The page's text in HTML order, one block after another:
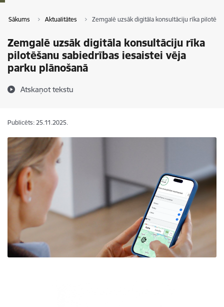
Sākums Aktualitātes Zemgalē uzsāk digitāla konsultāciju rīka
Zemgalē uzsāk digitāla konsultāciju rīka
pilotēšanu sabiedrības iesaistei vēja
parku plānošanā
Atskaņot tekstu
Publicēts: 25.11.2025.